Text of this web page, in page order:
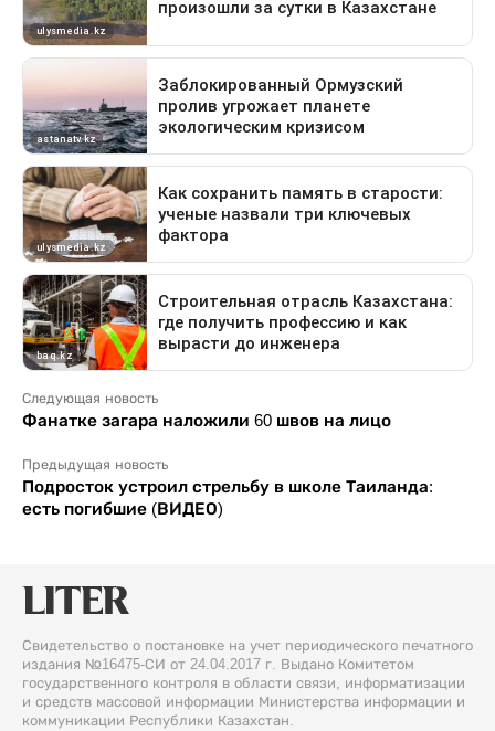
Следующая новость
Фанатке загара наложили 60 швов на лицо
Предыдущая новость
Подросток устроил стрельбу в школе Таиланда:
есть погибшие (ВИДЕО)
Свидетельство о постановке на учет периодического печатного
издания №16475-СИ от 24.04.2017 г. Выдано Комитетом
государственного контроля в области связи, информатизации
и средств массовой информации Министерства информации и
коммуникации Республики Казахстан.